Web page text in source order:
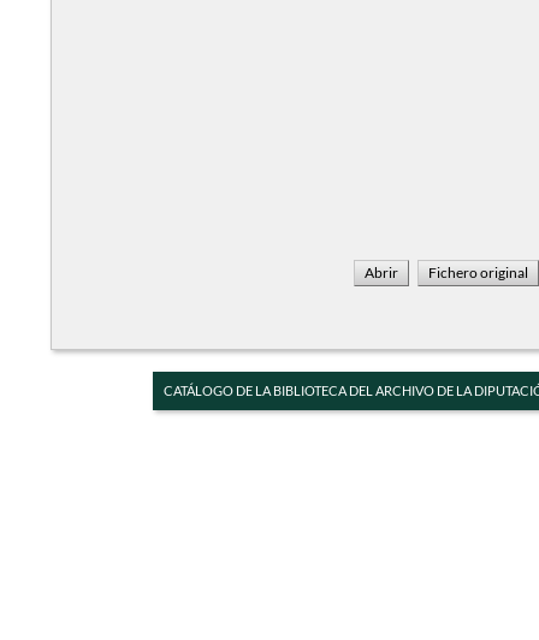
CATÁLOGO DE LA BIBLIOTECA DEL ARCHIVO DE LA